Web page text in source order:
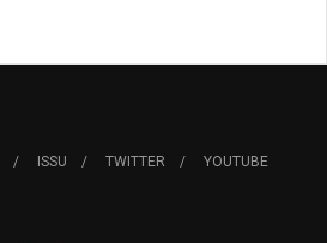
ISSU TWITTER YOUTUBE